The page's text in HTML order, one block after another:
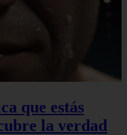
que estás
la verdad